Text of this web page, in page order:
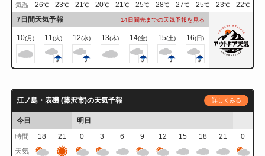
気温 26℃ 23℃ 21℃ 20℃ 21℃ 25℃ 28℃ 27℃ 25℃ 23℃ 22℃
7日間天気予報 14日間先までの天気予報を見る
10(月) 11(火) 12(水) 13(木) 14(金) 15(土) 16(日)
江ノ島・表磯 (藤沢市)の天気予報 詳しくみる
今日
明日
時間
18 21 0 3 6 9 12 15 18 21
0
天気